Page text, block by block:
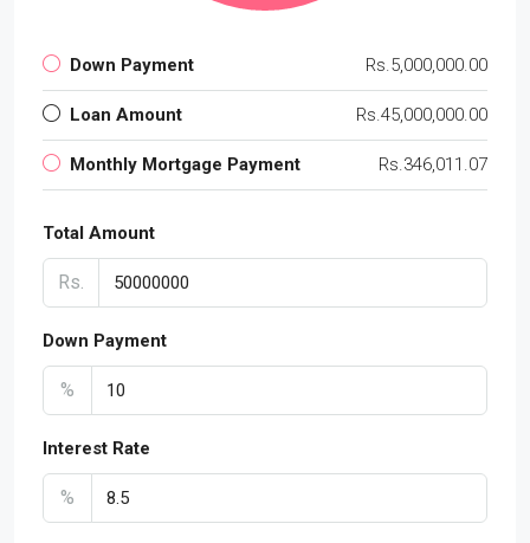
Down Payment Rs.5,000,000.00
Loan Amount Rs.45,000,000.00
Monthly Mortgage Payment Rs.346,011.07
Total Amount
Rs.
Down Payment
%
Interest Rate
%